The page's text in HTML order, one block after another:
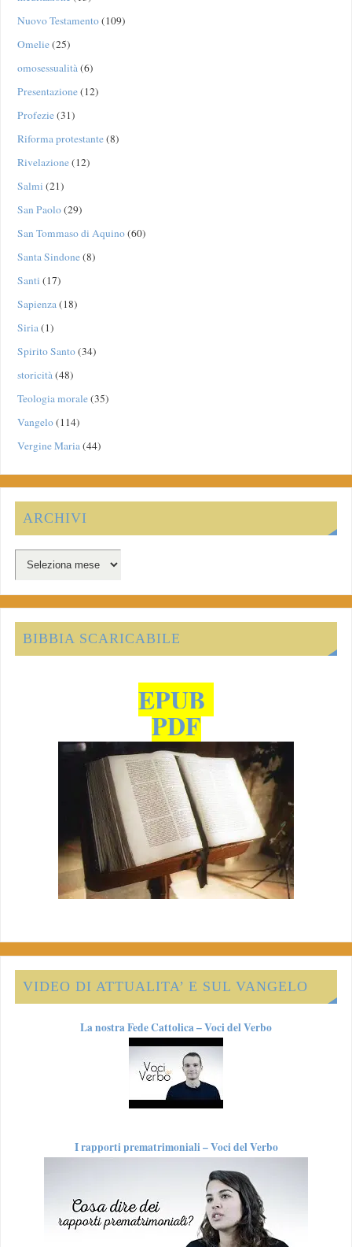
Nuovo Testamento(109)
Omelie(25)
omosessualità(6)
Presentazione(12)
Profezie(31)
Riforma protestante(8)
Rivelazione(12)
Salmi (21)
San Paolo(29)
San Tommaso di Aquino(60)
Santa Sindone(8)
Santi (17)
Sapienza(18)
Siria(1)
Spirito Santo(34)
storicità(48)
Teologia morale(35)
Vangelo(114)
Vergine Maria(44)
ARCHIVI
BIBBIA SCARICABILE
EPUB
PDF
VIDEO DI ATTUALITA’ E SUL VANGELO
La nostra Fede Cattolica – Voci del Verbo
I rapporti prematrimoniali – Voci del Verbo